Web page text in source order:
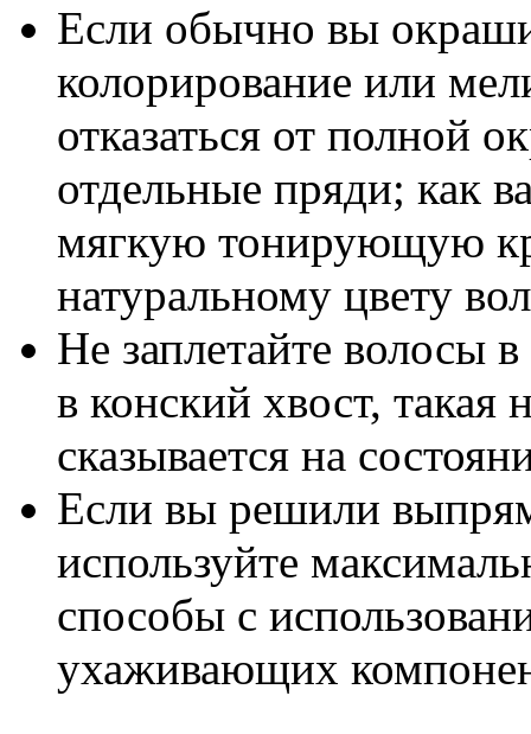
Если обычно вы
колорирование или
отказаться от полной
отдельные пряди; как
мягкую тонирующую
натуральному цвету
Не заплетайте волосы
в конский хвост, такая
сказывается на
Если вы решили
используйте
способы с
ухаживающих